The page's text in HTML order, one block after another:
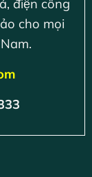
điện công
cho mọi